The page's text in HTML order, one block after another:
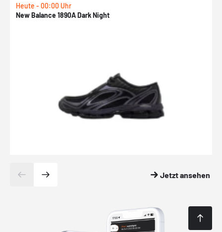
Heute - 00:00 Uhr
New Balance 1890A Dark Night
Jetzt ansehen